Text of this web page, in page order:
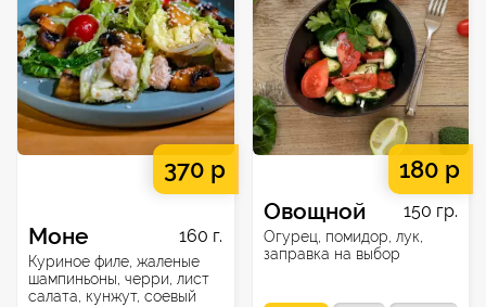
370 р
Моне 160 г.
Куриное филе, жаленые
шампиньоны, черри, лист
салата, кунжут, соевый
180 р
Овощной 150 гр.
Огурец, помидор, лук,
заправка на выбор